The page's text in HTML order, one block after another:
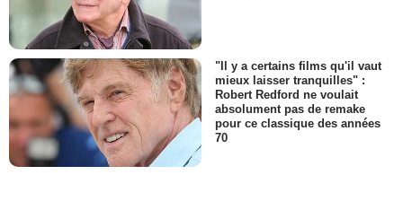
"Il y a certains films qu'il vaut
mieux laisser tranquilles" :
Robert Redford ne voulait
absolument pas de remake
pour ce classique des années
70